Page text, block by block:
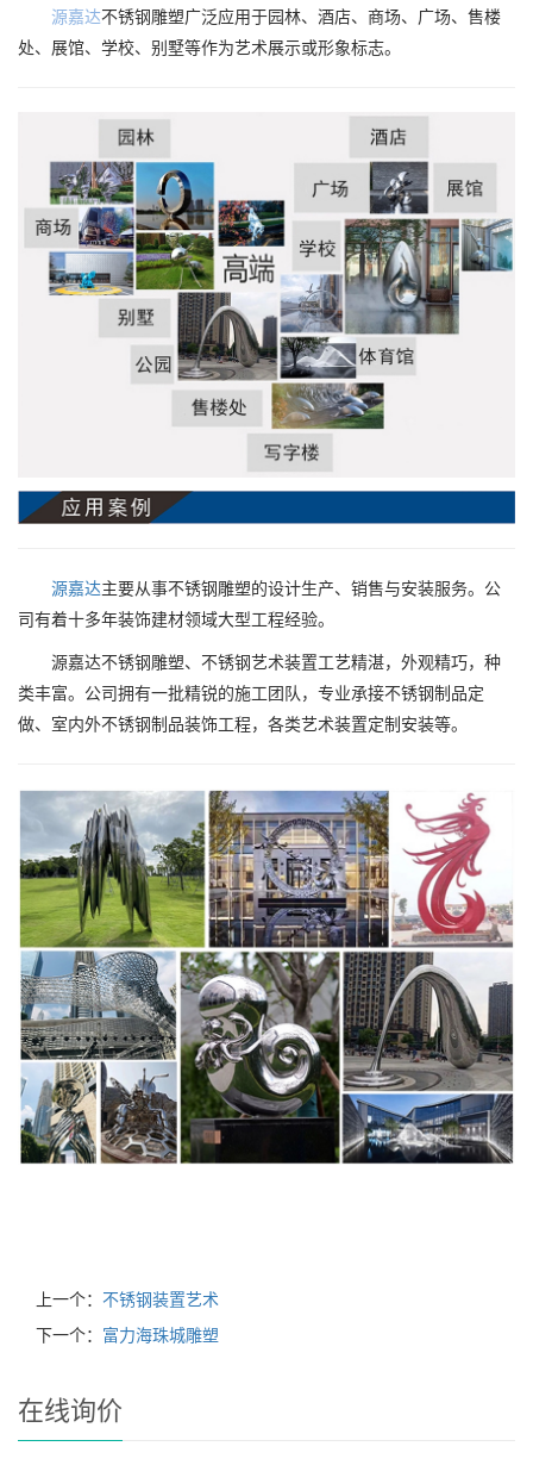
源嘉达不锈钢雕塑广泛应用于园林、酒店、商场、广场、售楼
处、展馆、学校、别墅等作为艺术展示或形象标志。
源嘉达主要从事不锈钢雕塑的设计生产、销售与安装服务。公
司有着十多年装饰建材领域大型工程经验。
源嘉达不锈钢雕塑、不锈钢艺术装置工艺精湛，外观精巧，种
类丰富。公司拥有一批精锐的施工团队，专业承接不锈钢制品定
做、室内外不锈钢制品装饰工程，各类艺术装置定制安装等。
上一个： 不锈钢装置艺术
下一个： 富力海珠城雕塑
在线询价